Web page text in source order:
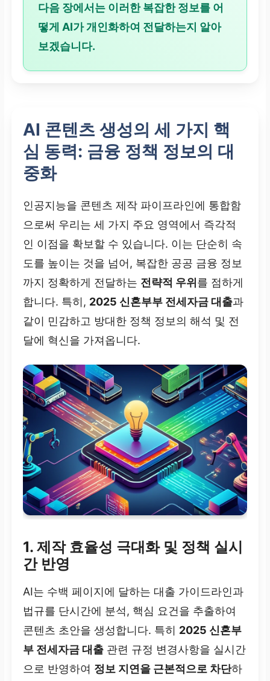
다음 장에서는 이러한 복잡한 정보를 어
떻게 AI가 개인화하여 전달하는지 알아
보겠습니다.
AI 콘텐츠 생성의 세 가지 핵
심 동력: 금융 정책 정보의 대
중화
인공지능을 콘텐츠 제작 파이프라인에 통합함
으로써 우리는 세 가지 주요 영역에서 즉각적
인 이점을 확보할 수 있습니다. 이는 단순히 속
도를 높이는 것을 넘어, 복잡한 공공 금융 정보
까지 정확하게 전달하는 전략적 우위를 점하게
합니다. 특히, 2025 신혼부부 전세자금 대출과
같이 민감하고 방대한 정책 정보의 해석 및 전
달에 혁신을 가져옵니다.
1. 제작 효율성 극대화 및 정책 실시
간 반영
AI는 수백 페이지에 달하는 대출 가이드라인과
법규를 단시간에 분석, 핵심 요건을 추출하여
콘텐츠 초안을 생성합니다. 특히 2025 신혼부
부 전세자금 대출 관련 규정 변경사항을 실시간
으로 반영하여 정보 지연을 근본적으로 차단하